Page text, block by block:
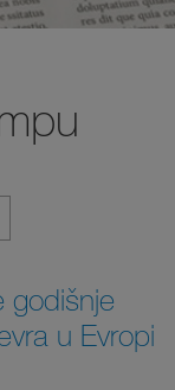
godišnje
u Evropi